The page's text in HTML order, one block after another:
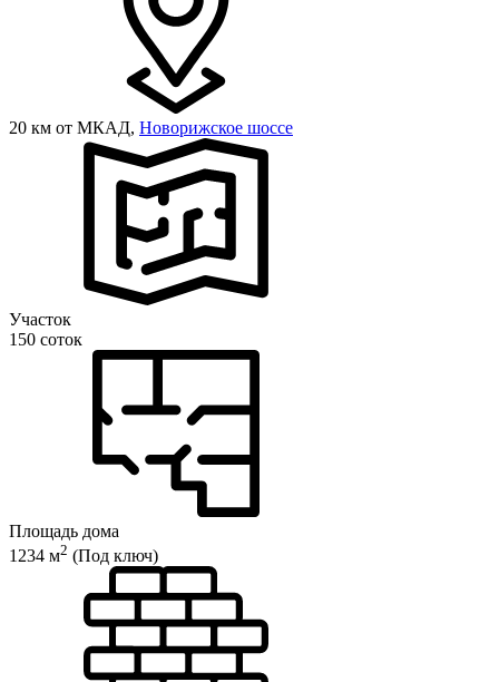
20 км от МКАД, Новорижское шоссе
Участок
150 соток
Площадь дома
1234 м2 (Под ключ)